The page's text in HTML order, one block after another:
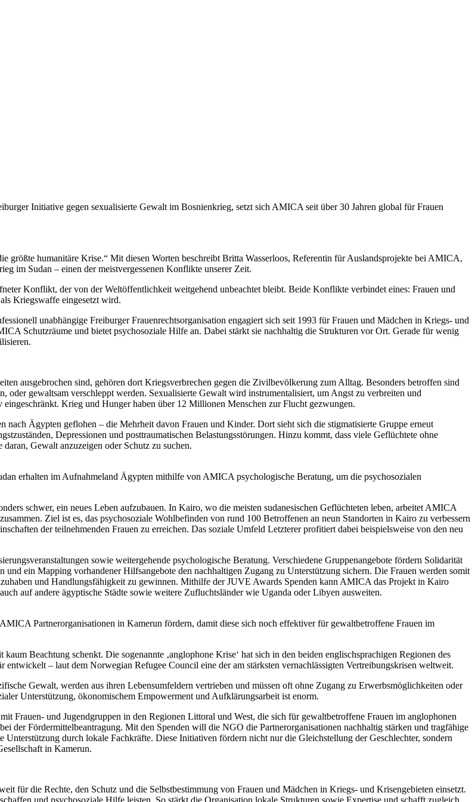
Initiative gegen sexualisierte Gewalt im Bosnienkrieg, setzt sich AMICA seit über 30 Jahren global für Frauen
größte humanitäre Krise.“ Mit diesen Worten beschreibt Britta Wasserloos, Referentin für Auslandsprojekte bei AMICA,
im Sudan – einen der meistvergessenen Konflikte unserer Zeit.
Konflikt, der von der Weltöffentlichkeit weitgehend unbeachtet bleibt. Beide Konflikte verbindet eines: Frauen und
Kriegswaffe eingesetzt wird.
unabhängige Freiburger Frauenrechtsorganisation engagiert sich seit 1993 für Frauen und Mädchen in Kriegs- und
Schutzräume und bietet psychosoziale Hilfe an. Dabei stärkt sie nachhaltig die Strukturen vor Ort. Gerade für wenig
ausgebrochen sind, gehören dort Kriegsverbrechen gegen die Zivilbevölkerung zum Alltag. Besonders betroffen sind
gewaltsam verschleppt werden. Sexualisierte Gewalt wird instrumentalisiert, um Angst zu verbreiten und
Krieg und Hunger haben über 12 Millionen Menschen zur Flucht gezwungen.
Ägypten geflohen – die Mehrheit davon Frauen und Kinder. Dort sieht sich die stigmatisierte Gruppe erneut
Depressionen und posttraumatischen Belastungsstörungen. Hinzu kommt, dass viele Geflüchtete ohne
Gewalt anzuzeigen oder Schutz zu suchen.
erhalten im Aufnahmeland Ägypten mithilfe von AMICA psychologische Beratung, um die psychosozialen
schwer, ein neues Leben aufzubauen. In Kairo, wo die meisten sudanesischen Geflüchteten leben, arbeitet AMICA
Ziel ist es, das psychosoziale Wohlbefinden von rund 100 Betroffenen an neun Standorten in Kairo zu verbessern
der teilnehmenden Frauen zu erreichen. Das soziale Umfeld Letzterer profitiert dabei beispielsweise von den neu
sowie weitergehende psychologische Beratung. Verschiedene Gruppenangebote fördern Solidarität
ein Mapping vorhandener Hilfsangebote den nachhaltigen Zugang zu Unterstützung sichern. Die Frauen werden somit
und Handlungsfähigkeit zu gewinnen. Mithilfe der JUVE Awards Spenden kann AMICA das Projekt in Kairo
auf andere ägyptische Städte sowie weitere Zufluchtsländer wie Uganda oder Libyen ausweiten.
Partnerorganisationen in Kamerun fördern, damit diese sich noch effektiver für gewaltbetroffene Frauen im
Beachtung schenkt. Die sogenannte ‚anglophone Krise‘ hat sich in den beiden englischsprachigen Regionen des
– laut dem Norwegian Refugee Council eine der am stärksten vernachlässigten Vertreibungskrisen weltweit.
Gewalt, werden aus ihren Lebensumfeldern vertrieben und müssen oft ohne Zugang zu Erwerbsmöglichkeiten oder
Unterstützung, ökonomischem Empowerment und Aufklärungsarbeit ist enorm.
Frauen- und Jugendgruppen in den Regionen Littoral und West, die sich für gewaltbetroffene Frauen im anglophonen
der Fördermittelbeantragung. Mit den Spenden will die NGO die Partnerorganisationen nachhaltig stärken und tragfähige
durch lokale Fachkräfte. Diese Initiativen fördern nicht nur die Gleichstellung der Geschlechter, sondern
in Kamerun.
für die Rechte, den Schutz und die Selbstbestimmung von Frauen und Mädchen in Kriegs- und Krisengebieten einsetzt.
und psychosoziale Hilfe leisten. So stärkt die Organisation lokale Strukturen sowie Expertise und schafft zugleich